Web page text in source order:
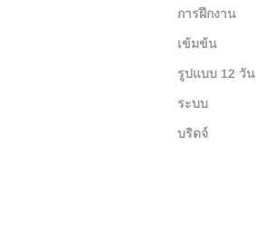
การฝึกงาน
เข้มข้น
รูปแบบ 12 วัน
ระบบ
บริดจ์